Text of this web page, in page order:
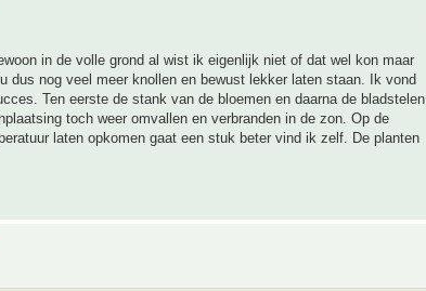
in de volle grond al wist ik eigenlijk niet of dat wel kon maar
dus nog veel meer knollen en bewust lekker laten staan. Ik vond
Ten eerste de stank van de bloemen en daarna de bladstelen
toch weer omvallen en verbranden in de zon. Op de
laten opkomen gaat een stuk beter vind ik zelf. De planten